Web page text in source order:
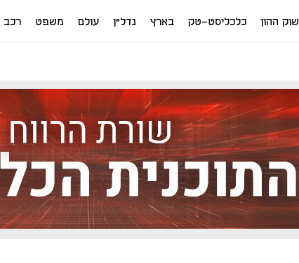
שוק ההון כלכליסט-טק בארץ נדל"ן עולם משפט רכב